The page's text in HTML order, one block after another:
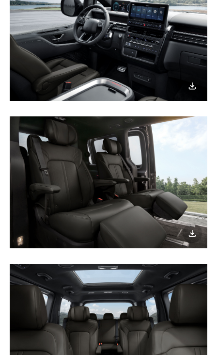
이미지
다운로드
이미지
다운로드